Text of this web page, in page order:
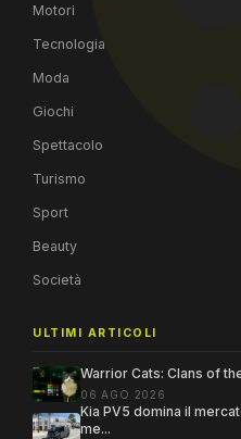
Motori
Tecnologia
Moda
Giochi
Spettacolo
Turismo
Sport
Beauty
Società
ULTIMI ARTICOLI
Warrior Cats: Clans of
06 AGO 2026
Kia PV5 domina il
me...